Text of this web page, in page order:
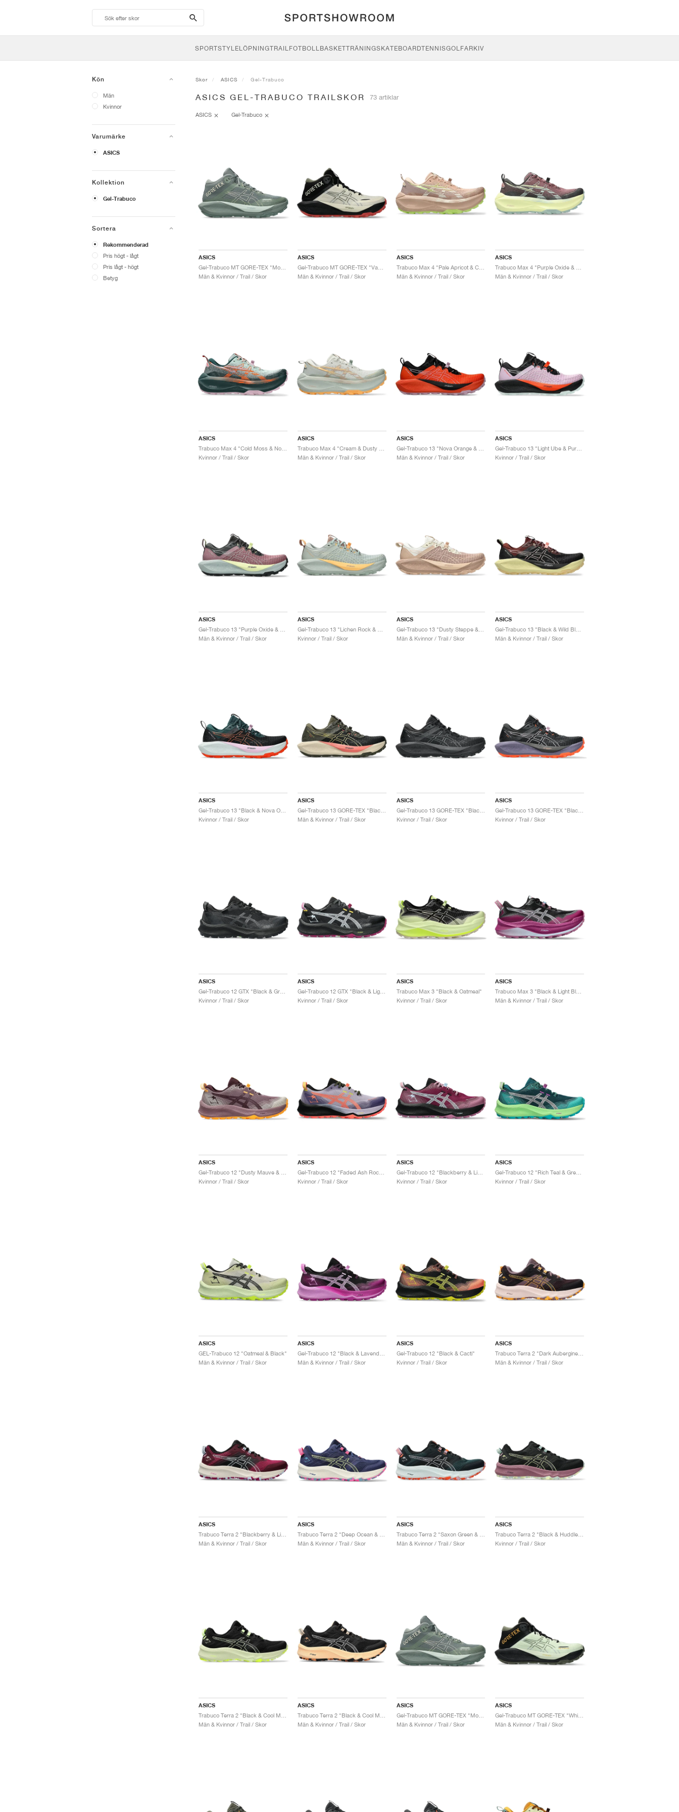
search-
btn
SPORTSTYLELÖPNINGTRAILFOTBOLLBASKETTRÄNINGSKATEBOARDTENNISGOLFARKIV
Kön
Män
Kvinnor
Varumärke
ASICS
Kollektion
Gel-Trabuco
Sortera
Rekommenderad
Pris högt - lågt
Pris lågt - högt
Betyg
Skor ASICS Gel-Trabuco
ASICS GEL-TRABUCO TRAILSKOR 73 artiklar
ASICS Gel-Trabuco
ASICS
Män & Kvinnor / Trail / Skor
ASICS
Män & Kvinnor / Trail / Skor
ASICS
Trabuco Max 4 "Pale Apricot & Cream"
Män & Kvinnor / Trail / Skor
ASICS
Män & Kvinnor / Trail / Skor
ASICS
Kvinnor / Trail / Skor
ASICS
Män & Kvinnor / Trail / Skor
ASICS
Män & Kvinnor / Trail / Skor
ASICS
Kvinnor / Trail / Skor
ASICS
Män & Kvinnor / Trail / Skor
ASICS
Kvinnor / Trail / Skor
ASICS
Män & Kvinnor / Trail / Skor
ASICS
Män & Kvinnor / Trail / Skor
ASICS
Kvinnor / Trail / Skor
ASICS
Gel-Trabuco 13 GORE-TEX "Black & Lemongrass"
Män & Kvinnor / Trail / Skor
ASICS
Gel-Trabuco 13 GORE-TEX "Black & Graphite Grey"
Kvinnor / Trail / Skor
ASICS
Kvinnor / Trail / Skor
ASICS
Kvinnor / Trail / Skor
ASICS
Gel-Trabuco 12 GTX "Black & Light Blue"
Kvinnor / Trail / Skor
ASICS
Trabuco Max 3 "Black & Oatmeal"
Kvinnor / Trail / Skor
ASICS
Män & Kvinnor / Trail / Skor
ASICS
Kvinnor / Trail / Skor
ASICS
Gel-Trabuco 12 "Faded Ash Rock & Sun Coral"
Kvinnor / Trail / Skor
ASICS
Gel-Trabuco 12 "Blackberry & Light Blue"
Kvinnor / Trail / Skor
ASICS
Kvinnor / Trail / Skor
ASICS
GEL-Trabuco 12 "Oatmeal & Black"
Män & Kvinnor / Trail / Skor
ASICS
Män & Kvinnor / Trail / Skor
ASICS
Gel-Trabuco 12 "Black & Cacti"
Kvinnor / Trail / Skor
ASICS
Män & Kvinnor / Trail / Skor
ASICS
Män & Kvinnor / Trail / Skor
ASICS
Män & Kvinnor / Trail / Skor
ASICS
Män & Kvinnor / Trail / Skor
ASICS
Kvinnor / Trail / Skor
ASICS
Män & Kvinnor / Trail / Skor
ASICS
Män & Kvinnor / Trail / Skor
ASICS
Gel-Trabuco MT GORE-TEX "Monument Blue & Vanilla"
Män & Kvinnor / Trail / Skor
ASICS
Män & Kvinnor / Trail / Skor